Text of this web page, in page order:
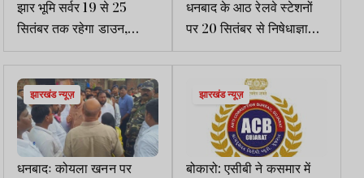
झार भूमि सर्वर 19 से 25
सितंबर तक रहेगा डाउन,
ऑनलाइन सेवाएं होंगी प्रभावित
धनबाद के आठ रेलवे स्टेशनों
पर 20 सितंबर से निषेधाज्ञा
लागू
झारखंड न्यूज़
धनबादः कोयला खनन पर
झारखंड न्यूज़
बोकारो: एसीबी ने कसमार में